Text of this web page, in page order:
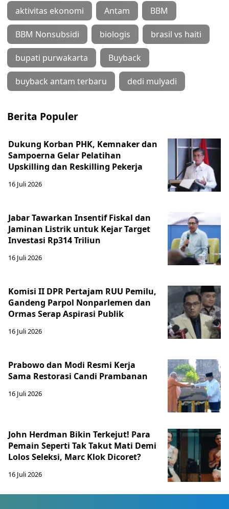
aktivitas ekonomi Antam BBM
BBM Nonsubsidi biologis brasil vs haiti
bupati purwakarta Buyback
buyback antam terbaru dedi mulyadi
Berita Populer
Dukung Korban PHK, Kemnaker dan
Sampoerna Gelar Pelatihan
Upskilling dan Reskilling Pekerja
16 Juli 2026
Jabar Tawarkan Insentif Fiskal dan
Jaminan Listrik untuk Kejar Target
Investasi Rp314 Triliun
16 Juli 2026
Komisi II DPR Pertajam RUU Pemilu,
Gandeng Parpol Nonparlemen dan
Ormas Serap Aspirasi Publik
16 Juli 2026
Prabowo dan Modi Resmi Kerja
Sama Restorasi Candi Prambanan
16 Juli 2026
John Herdman Bikin Terkejut! Para
Pemain Seperti Tak Takut Mati Demi
Lolos Seleksi, Marc Klok Dicoret?
16 Juli 2026